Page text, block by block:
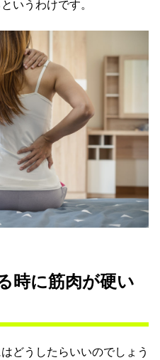
いうわけです。
時に筋肉が硬い
どうしたらいいのでしょう